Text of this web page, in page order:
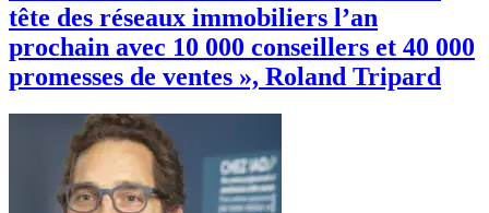
tête des réseaux immobiliers l’an
prochain avec 10 000 conseillers et 40 000
promesses de ventes », Roland Tripard